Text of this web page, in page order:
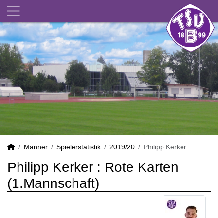
Männer Spielerstatistik 2019/20 Philipp Kerker
Philipp Kerker : Rote Karten
(1.Mannschaft)